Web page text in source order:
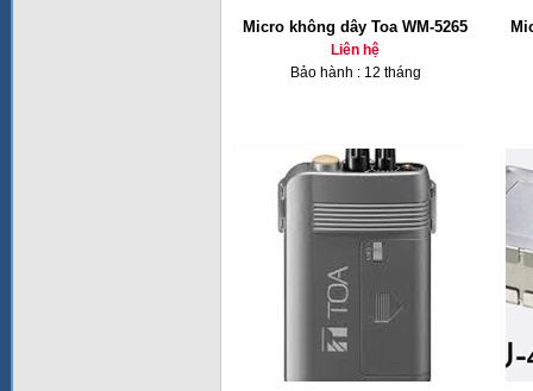
Micro không dây Toa WM-5265
Liên hệ
Bảo hành : 12 tháng